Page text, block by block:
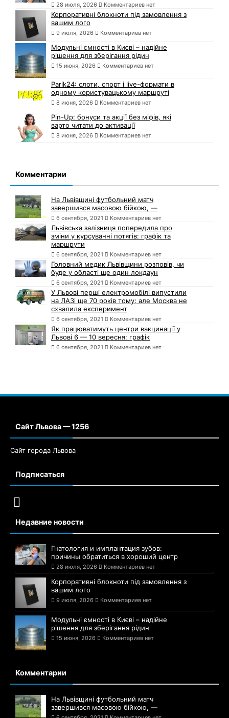
28 июля, 2026 Комментариев нет
Корпоративні блокноти під замовлення з
вашим лого
9 июля, 2026 Комментариев нет
Модульні ємності в Києві – надійне
рішення для зберігання рідин
15 июня, 2026 Комментариев нет
Parik24: слоти, спорт і live-формати в
одному користувацькому маршруті
8 июня, 2026 Комментариев нет
Pin-Up: бонуси та акції без міфів, які
варто читати до активації
8 июня, 2026 Комментариев нет
Комментарии
На Львівщині футбольний матч
завершився масовою бійкою, —
6 сентября, 2021 Комментариев нет
Львівська залізниця попередила про
зміни у курсуванні потягів: графік та
маршрути
6 сентября, 2021 Комментариев нет
Головний медик Львівщини розповів, чи
буде у області ще один локдаун
6 сентября, 2021 Комментариев нет
У Львові перші електромобілі випустили
на ЛАЗі ще 70 років тому: але Москва не
схвалила експеримент
6 сентября, 2021 Комментариев нет
Як працюватимуть центри вакцинації у
Львові 6 — 10 вересня: графік
6 сентября, 2021 Комментариев нет
Сайт Львова — 1256
Сайт города Львова
Подписаться
Недавние новости
Гнатология и имплантация зубов:
причины обратиться в хороший центр
28 июля, 2026 Комментариев нет
Корпоративні блокноти під замовлення з
вашим лого
9 июля, 2026 Комментариев нет
Модульні ємності в Києві – надійне
рішення для зберігання рідин
15 июня, 2026 Комментариев нет
Комментарии
На Львівщині футбольний матч
завершився масовою бійкою, —